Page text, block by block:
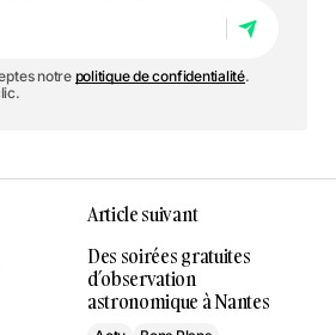
notre politique de confidentialité.
Article suivant
Des soirées gratuites
d’observation
astronomique à Nantes